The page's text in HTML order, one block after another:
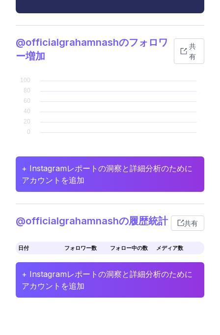
@officialgrahamnashのフォロワ
ー増加
共
有
+ Instagramレポートの洞察と詳細分析のために
アカウントを追加
@officialgrahamnashの履歴統計 共有
日付 フォロワー数 フォロー中の数 メディア数
+ Instagramレポートの洞察と詳細分析のために
アカウントを追加